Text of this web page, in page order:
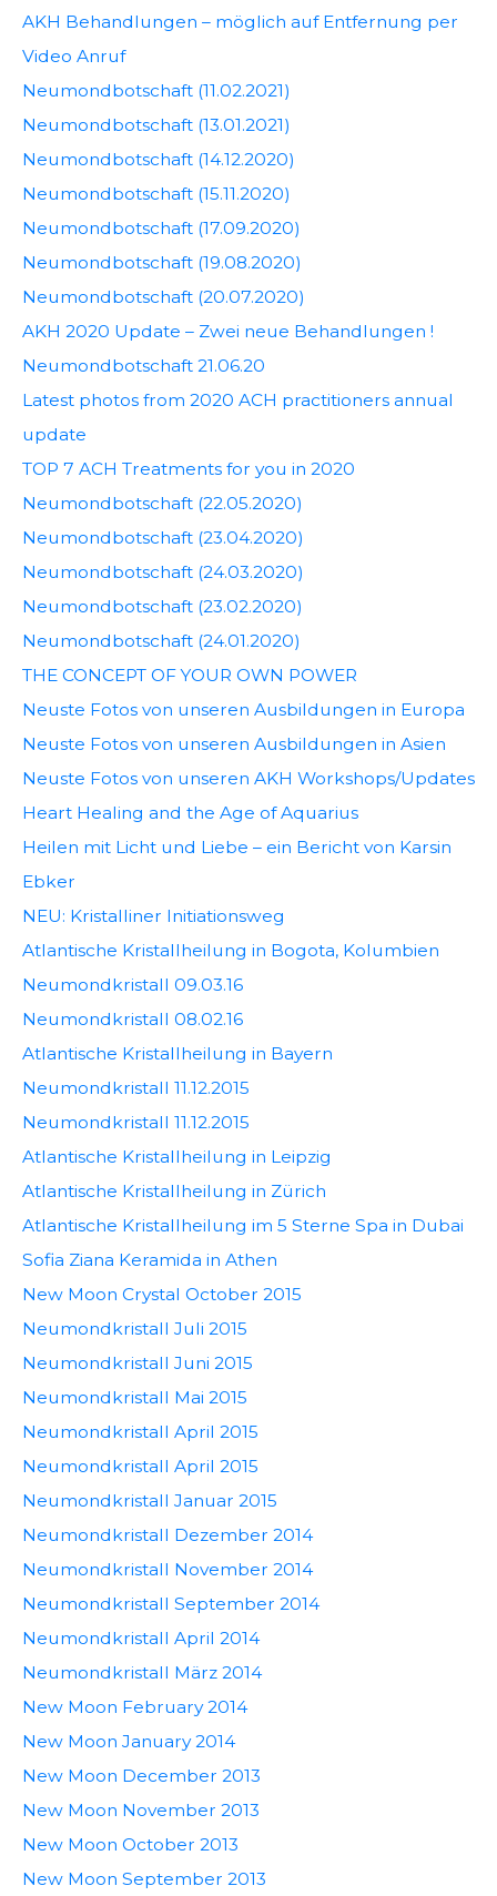
AKH Behandlungen – möglich auf Entfernung per
Video Anruf
Neumondbotschaft (11.02.2021)
Neumondbotschaft (13.01.2021)
Neumondbotschaft (14.12.2020)
Neumondbotschaft (15.11.2020)
Neumondbotschaft (17.09.2020)
Neumondbotschaft (19.08.2020)
Neumondbotschaft (20.07.2020)
AKH 2020 Update – Zwei neue Behandlungen !
Neumondbotschaft 21.06.20
Latest photos from 2020 ACH practitioners annual
update
TOP 7 ACH Treatments for you in 2020
Neumondbotschaft (22.05.2020)
Neumondbotschaft (23.04.2020)
Neumondbotschaft (24.03.2020)
Neumondbotschaft (23.02.2020)
Neumondbotschaft (24.01.2020)
THE CONCEPT OF YOUR OWN POWER
Neuste Fotos von unseren Ausbildungen in Europa
Neuste Fotos von unseren Ausbildungen in Asien
Neuste Fotos von unseren AKH Workshops/Updates
Heart Healing and the Age of Aquarius
Heilen mit Licht und Liebe – ein Bericht von Karsin
Ebker
NEU: Kristalliner Initiationsweg
Atlantische Kristallheilung in Bogota, Kolumbien
Neumondkristall 09.03.16
Neumondkristall 08.02.16
Atlantische Kristallheilung in Bayern
Neumondkristall 11.12.2015
Neumondkristall 11.12.2015
Atlantische Kristallheilung in Leipzig
Atlantische Kristallheilung in Zürich
Atlantische Kristallheilung im 5 Sterne Spa in Dubai
Sofia Ziana Keramida in Athen
New Moon Crystal October 2015
Neumondkristall Juli 2015
Neumondkristall Juni 2015
Neumondkristall Mai 2015
Neumondkristall April 2015
Neumondkristall April 2015
Neumondkristall Januar 2015
Neumondkristall Dezember 2014
Neumondkristall November 2014
Neumondkristall September 2014
Neumondkristall April 2014
Neumondkristall März 2014
New Moon February 2014
New Moon January 2014
New Moon December 2013
New Moon November 2013
New Moon October 2013
New Moon September 2013